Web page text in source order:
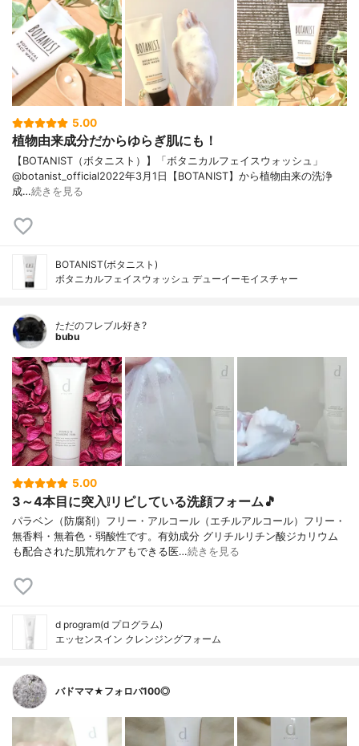
5.00
植物由来成分だからゆらぎ肌にも！
【BOTANIST（ボタニスト）】「ボタニカルフェイスウォッシュ」
@botanist_official2022年3月1日【BOTANIST】から植物由来の洗浄
成…続きを見る
BOTANIST(ボタニスト)
ボタニカルフェイスウォッシュ デューイーモイスチャー
ただのフレブル好き?
bubu
5.00
3～4本目に突入❕リピしている洗顔フォーム🎵
パラベン（防腐剤）フリー・アルコール（エチルアルコール）フリー・
無香料・無着色・弱酸性です。有効成分 グリチルリチン酸ジカリウム
も配合された肌荒れケアもできる医…続きを見る
d program(d プログラム)
エッセンスイン クレンジングフォーム
バドママ★フォロバ100◎